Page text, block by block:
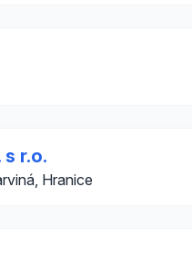
r.o.
Hranice